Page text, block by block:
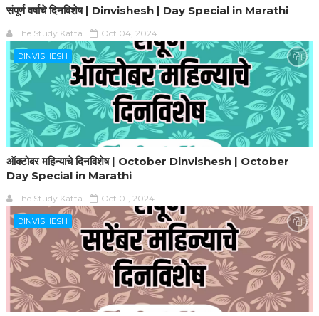
संपूर्ण वर्षाचे दिनविशेष | Dinvishesh | Day Special in Marathi
The Study Katta Oct 04, 2024
DINVISHESH
ऑक्टोबर महिन्याचे दिनविशेष | October Dinvishesh | October
Day Special in Marathi
The Study Katta Oct 01, 2024
DINVISHESH